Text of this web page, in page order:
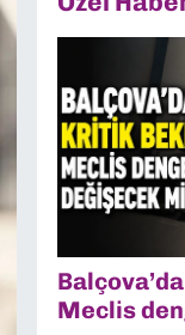
Meclis